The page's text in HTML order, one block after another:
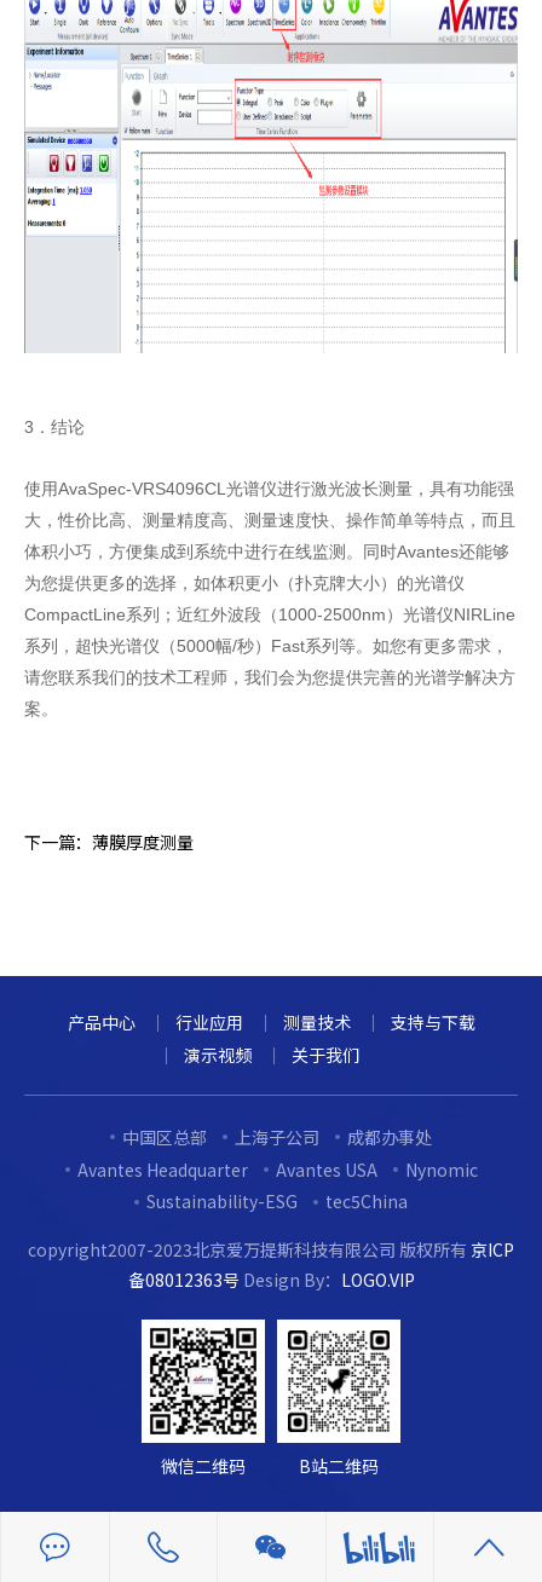
3．结论
使用AvaSpec-VRS4096CL光谱仪进行激光波长测量，具有功能强
大，性价比高、测量精度高、测量速度快、操作简单等特点，而且
体积小巧，方便集成到系统中进行在线监测。
同时Avantes还能够
为您提供更多的选择，如体积更小（扑克牌大小）的光谱仪
CompactLine系列；近红外波段（1000-2500nm）光谱仪NIRLine
系列，超快光谱仪（5000幅/秒） Fast系列等。如您有更多需求，
请您联系我们的技术工程师，我们会为您提供完善的光谱学解决方
案。
下一篇： 薄膜厚度测量
产品中心 行业应用 测量技术
支持与下载
演示视频
关于我们
中国区总部 上海子公司
成都办事处
Avantes Headquarter
Avantes USA
Nynomic
Sustainability-ESG
tec5China
copyright2007-2023北京爱万提斯科技有限公司 版权所有 京ICP
备08012363号 Design By： LOGO.VIP
微信二维码 B站二维码